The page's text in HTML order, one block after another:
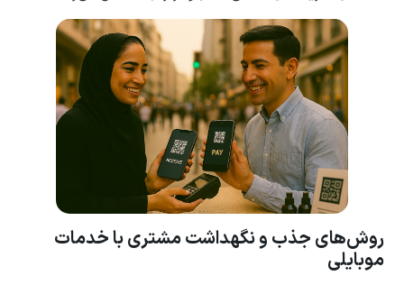
روش‌های جذب و نگهداشت مشتری با خدمات
موبایلی